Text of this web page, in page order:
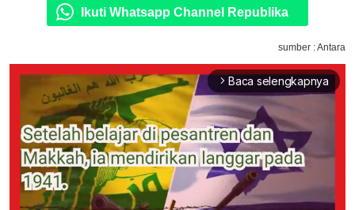
Ikuti Whatsapp Channel Republika
sumber : Antara
arrow_forward_ios Baca selengkapnya